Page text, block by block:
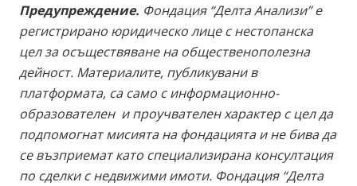
Предупреждение. Фондация “Делта Анализи” е
регистрирано юридическо лице с нестопанска
цел за осъществяване на общественополезна
дейност. Материалите, публикувани в
платформата, са само с информационно-
образователен и проучвателен характер с цел да
подпомогнат мисията на фондацията и не бива да
се възприемат като специализирана консултация
по сделки с недвижими имоти. Фондация “Делта